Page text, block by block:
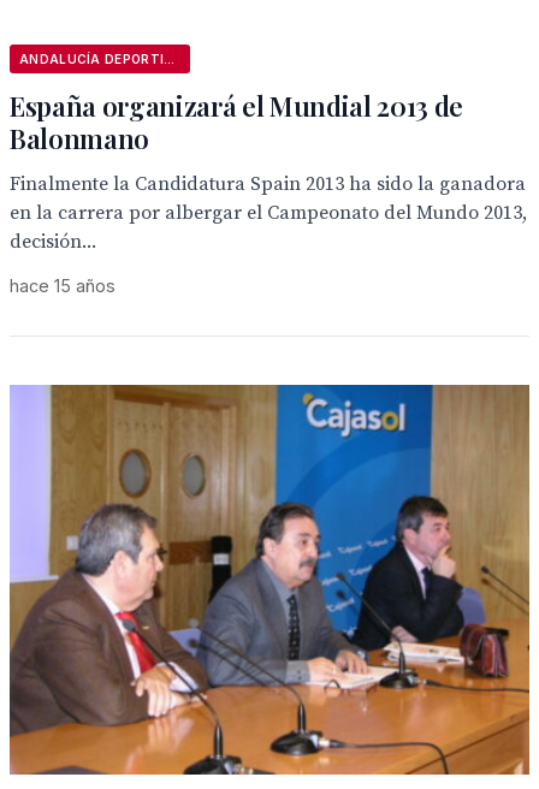
España organizará el Mundial 2013 de
Balonmano
Finalmente la Candidatura Spain 2013 ha sido la ganadora
en la carrera por albergar el Campeonato del Mundo 2013,
decisión...
hace 15 años